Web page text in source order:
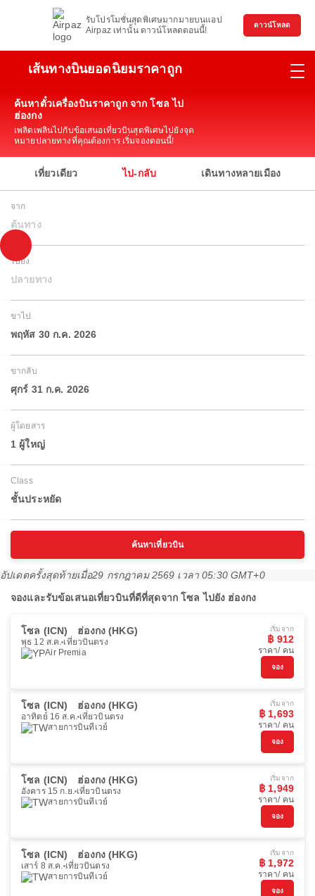
รับโปรโมชั่นสุดพิเศษมากมายบนแอป
Airpaz เท่านั้น ดาวน์โหลดตอนนี้!
ดาวน์โหลด
เส้นทางบินยอดนิยมราคาถูก
ค้นหาตั๋วเครื่องบินราคาถูก จาก โซล ไป
ฮ่องกง
เพลิดเพลินไปกับข้อเสนอเที่ยวบินสุดพิเศษไปยังจุด
หมายปลายทางที่คุณต้องการ เริ่มจองตอนนี้!
เที่ยวเดียว ไป-กลับ เดินทางหลายเมือง
จาก
ต้นทาง
ไปยัง
ปลายทาง
ขาไป
พฤหัส 30 ก.ค. 2026
ขากลับ
ศุกร์ 31 ก.ค. 2026
ผู้โดยสาร
1 ผู้ใหญ่
Class
ชั้นประหยัด
ค้นหาเที่ยวบิน
อัปเดตครั้งสุดท้ายเมื่อ29 กรกฎาคม 2569 เวลา 05:30 GMT+0
จองและรับข้อเสนอเที่ยวบินที่ดีที่สุดจาก โซล ไปยัง ฮ่องกง
โซล (ICN) ฮ่องกง (HKG)
พุธ 12 ส.ค. เที่ยวบินตรง
Air Premia
เริ่มจาก
฿ 912
ราคา/ คน
จอง
โซล (ICN) ฮ่องกง (HKG)
อาทิตย์ 16 ส.ค. เที่ยวบินตรง
สายการบินทีเวย์
เริ่มจาก
฿ 1,693
ราคา/ คน
จอง
โซล (ICN) ฮ่องกง (HKG)
อังคาร 15 ก.ย. เที่ยวบินตรง
สายการบินทีเวย์
เริ่มจาก
฿ 1,949
ราคา/ คน
จอง
โซล (ICN) ฮ่องกง (HKG)
เสาร์ 8 ส.ค. เที่ยวบินตรง
สายการบินทีเวย์
เริ่มจาก
฿ 1,972
ราคา/ คน
จอง